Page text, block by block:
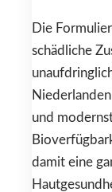
Die
schädliche
und
damit eine